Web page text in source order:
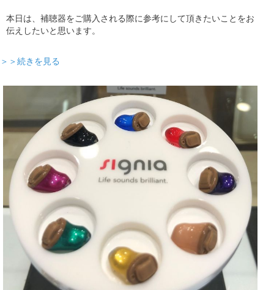
本日は、補聴器をご購入される際に参考にして頂きたいことをお
伝えしたいと思います。
＞＞続きを見る